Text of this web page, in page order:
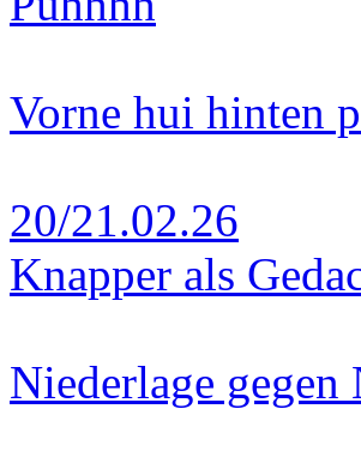
Vorne hui hinten
20/21.02.26
Knapper als
Niederlage gegen